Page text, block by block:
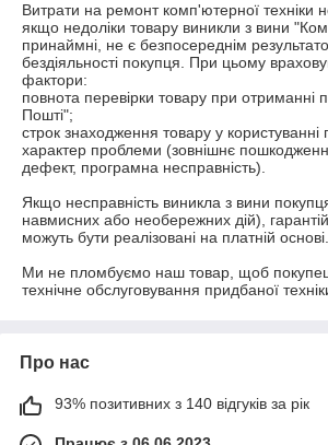
Витрати на ремонт комп'ютерної техніки
якщо недоліки товару виникли з вини
принаймні, не є безпосереднім
бездіяльності покупця. При цьому
фактори:
повнота перевірки товару при отриманні
Пошті";
строк знаходження товару у користуванні
характер проблеми (зовнішнє
дефект, програмна несправність).
Якщо несправність виникла з вини
навмисних або необережних дій),
можуть бути реалізовані на платній основі.
Ми не пломбуємо наш товар, щоб
технічне обслуговування придбаної
Про нас
93% позитивних з 140 відгуків за рік